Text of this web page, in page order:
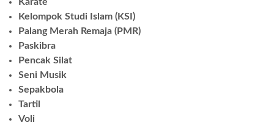
Kelompok Studi Islam (KSI)
Palang Merah Remaja (PMR)
Paskibra
Pencak Silat
Seni Musik
Sepakbola
Tartil
Voli